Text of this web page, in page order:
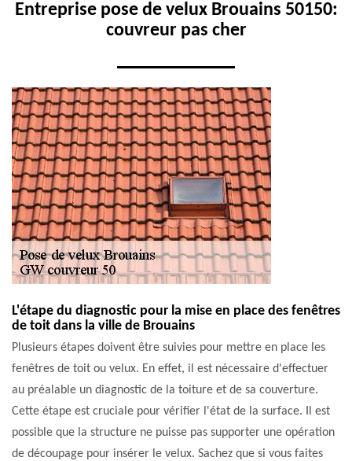
Entreprise pose de velux Brouains 50150:
couvreur pas cher
L'étape du diagnostic pour la mise en place des fenêtres
de toit dans la ville de Brouains
Plusieurs étapes doivent être suivies pour mettre en place les
fenêtres de toit ou velux. En effet, il est nécessaire d'effectuer
au préalable un diagnostic de la toiture et de sa couverture.
Cette étape est cruciale pour vérifier l'état de la surface. Il est
possible que la structure ne puisse pas supporter une opération
de découpage pour insérer le velux. Sachez que si vous faites